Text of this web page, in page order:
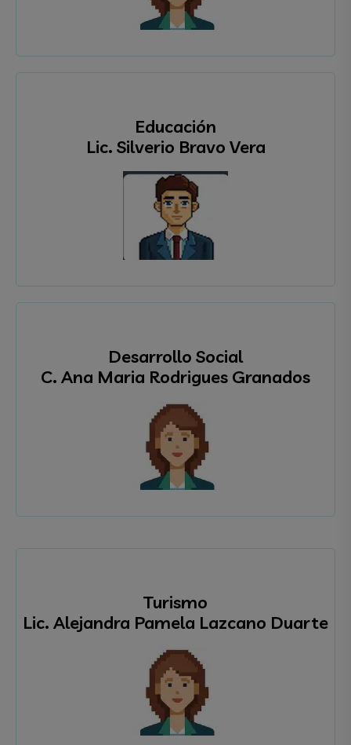
Educación
Lic. Silverio Bravo Vera
Desarrollo Social
C. Ana Maria Rodrigues Granados
Turismo
Lic. Alejandra Pamela Lazcano Duarte